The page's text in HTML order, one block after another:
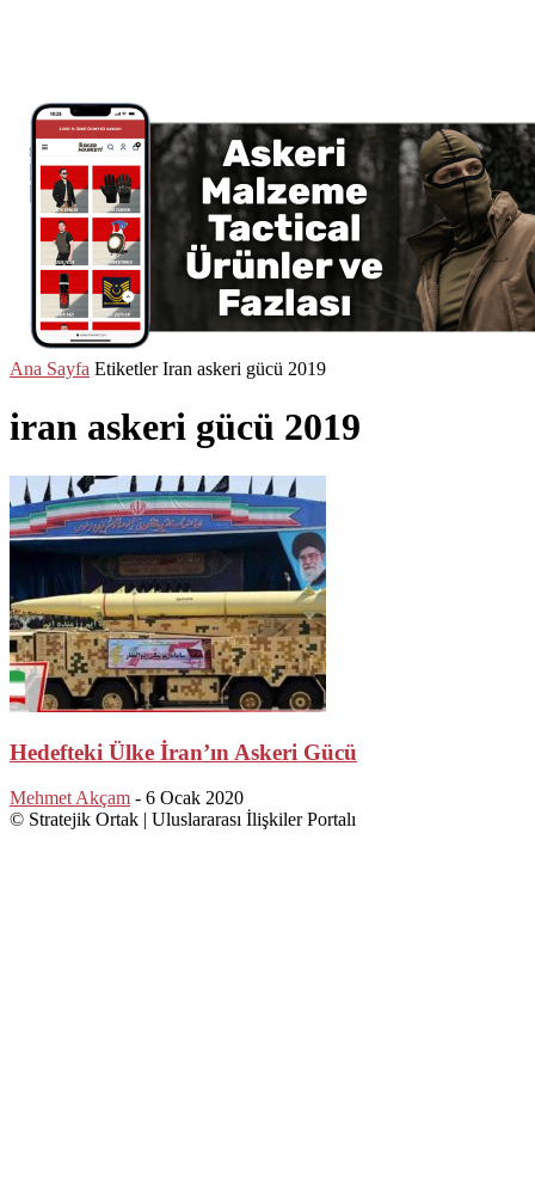
Ana Sayfa Etiketler Iran askeri gücü 2019
iran askeri gücü 2019
Hedefteki Ülke İran’ın Askeri Gücü
Mehmet Akçam - 6 Ocak 2020
© Stratejik Ortak | Uluslararası İlişkiler Portalı